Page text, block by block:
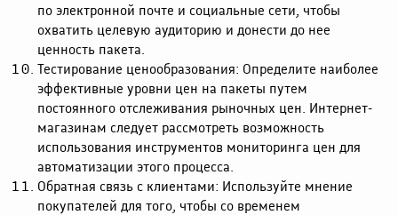
по электронной почте и социальные сети, чтобы
охватить целевую аудиторию и донести до нее
ценность пакета.
Тестирование ценообразования: Определите наиболее
эффективные уровни цен на пакеты путем
постоянного отслеживания рыночных цен. Интернет-
магазинам следует рассмотреть возможность
использования инструментов мониторинга цен для
автоматизации этого процесса.
Обратная связь с клиентами: Используйте мнение
покупателей для того, чтобы со временем